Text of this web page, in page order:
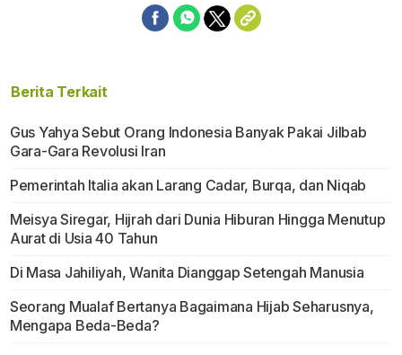
Berita Terkait
Gus Yahya Sebut Orang Indonesia Banyak Pakai Jilbab
Gara-Gara Revolusi Iran
Pemerintah Italia akan Larang Cadar, Burqa, dan Niqab
Meisya Siregar, Hijrah dari Dunia Hiburan Hingga Menutup
Aurat di Usia 40 Tahun
Di Masa Jahiliyah, Wanita Dianggap Setengah Manusia
Seorang Mualaf Bertanya Bagaimana Hijab Seharusnya,
Mengapa Beda-Beda?